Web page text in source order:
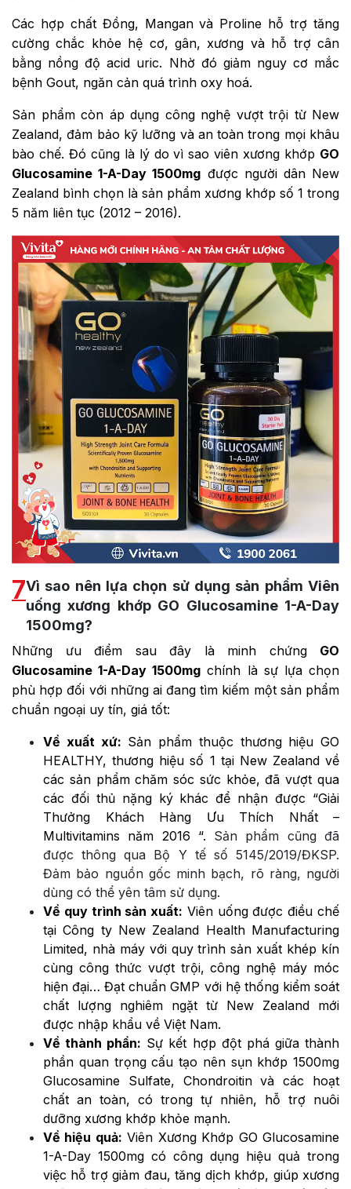
Các hợp chất Đồng, Mangan và Proline hỗ trợ tăng
cường chắc khỏe hệ cơ, gân, xương và hỗ trợ cân
bằng nồng độ acid uric. Nhờ đó giảm nguy cơ mắc
bệnh Gout, ngăn cản quá trình oxy hoá.
Sản phẩm còn áp dụng công nghệ vượt trội từ New
Zealand, đảm bảo kỹ lưỡng và an toàn trong mọi khâu
bào chế. Đó cũng là lý do vì sao viên xương khớp GO
Glucosamine 1-A-Day 1500mg được người dân New
Zealand bình chọn là sản phẩm xương khớp số 1 trong
5 năm liên tục (2012 – 2016).
7Vì sao nên lựa chọn sử dụng sản phẩm Viên
uống xương khớp GO Glucosamine 1-A-Day
1500mg?
Những ưu điểm sau đây là minh chứng GO
Glucosamine 1-A-Day 1500mg chính là sự lựa chọn
phù hợp đối với những ai đang tìm kiếm một sản phẩm
chuẩn ngoại uy tín, giá tốt:
Về xuất xứ: Sản phẩm thuộc thương hiệu GO
HEALTHY, thương hiệu số 1 tại New Zealand về
các sản phẩm chăm sóc sức khỏe, đã vượt qua
các đối thủ nặng ký khác để nhận được “Giải
Thưởng Khách Hàng Ưu Thích Nhất –
Multivitamins năm 2016 “. Sản phẩm cũng đã
được thông qua Bộ Y tế số 5145/2019/ĐKSP.
Đảm bảo nguồn gốc minh bạch, rõ ràng, người
dùng có thể yên tâm sử dụng.
Về quy trình sản xuất: Viên uống được điều chế
tại Công ty New Zealand Health Manufacturing
Limited, nhà máy với quy trình sản xuất khép kín
cùng công thức vượt trội, công nghệ máy móc
hiện đại… Đạt chuẩn GMP với hệ thống kiểm soát
chất lượng nghiêm ngặt từ New Zealand mới
được nhập khẩu về Việt Nam.
Về thành phần: Sự kết hợp đột phá giữa thành
phần quan trọng cấu tạo nên sụn khớp 1500mg
Glucosamine Sulfate, Chondroitin và các hoạt
chất an toàn, có trong tự nhiên, hỗ trợ nuôi
dưỡng xương khớp khỏe mạnh.
Về hiệu quả: Viên Xương Khớp GO Glucosamine
1-A-Day 1500mg có công dụng hiệu quả trong
việc hỗ trợ giảm đau, tăng dịch khớp, giúp xương